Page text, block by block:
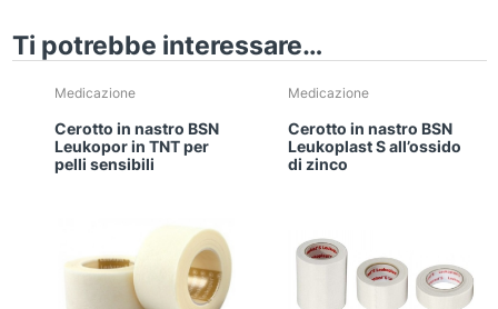
Ti potrebbe interessare…
Medicazione
Cerotto in nastro BSN
Leukopor in TNT per
pelli sensibili
Medicazione
Cerotto in nastro BSN
Leukoplast S all’ossido
di zinco